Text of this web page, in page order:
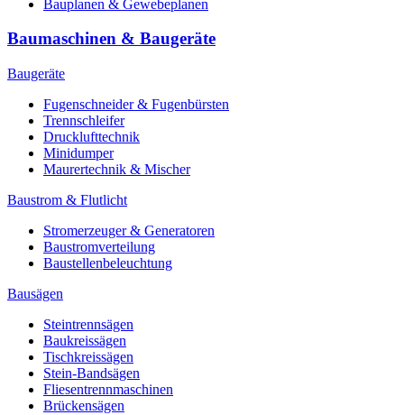
Bauplanen & Gewebeplanen
Baumaschinen & Baugeräte
Baugeräte
Fugenschneider & Fugenbürsten
Trennschleifer
Drucklufttechnik
Minidumper
Maurertechnik & Mischer
Baustrom & Flutlicht
Stromerzeuger & Generatoren
Baustromverteilung
Baustellenbeleuchtung
Bausägen
Steintrennsägen
Baukreissägen
Tischkreissägen
Stein-Bandsägen
Fliesentrennmaschinen
Brückensägen